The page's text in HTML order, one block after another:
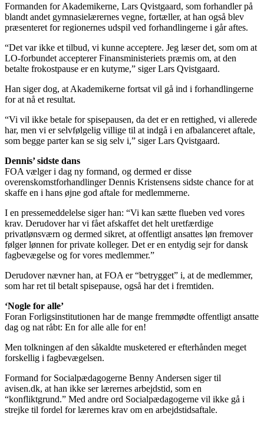
Formanden for Akademikerne, Lars Qvistgaard, som forhandler på
blandt andet gymnasielærernes vegne, fortæller, at han også blev
præsenteret for regionernes udspil ved forhandlingerne i går aftes.
“Det var ikke et tilbud, vi kunne acceptere. Jeg læser det, som om at
LO-forbundet accepterer Finansministeriets præmis om, at den
betalte frokostpause er en kutyme,” siger Lars Qvistgaard.
Han siger dog, at Akademikerne fortsat vil gå ind i forhandlingerne
for at nå et resultat.
“Vi vil ikke betale for spisepausen, da det er en rettighed, vi allerede
har, men vi er selvfølgelig villige til at indgå i en afbalanceret aftale,
som begge parter kan se sig selv i,” siger Lars Qvistgaard.
Dennis’ sidste dans
FOA vælger i dag ny formand, og dermed er disse
overenskomstforhandlinger Dennis Kristensens sidste chance for at
skaffe en i hans øjne god aftale for medlemmerne.
I en pressemeddelelse siger han: “Vi kan sætte flueben ved vores
krav. Derudover har vi fået afskaffet det helt uretfærdige
privatlønsværn og dermed sikret, at offentligt ansattes løn fremover
følger lønnen for private kolleger. Det er en entydig sejr for dansk
fagbevægelse og for vores medlemmer.”
Derudover nævner han, at FOA er “betrygget” i, at de medlemmer,
som har ret til betalt spisepause, også har det i fremtiden.
‘Nogle for alle’
Foran Forligsinstitutionen har de mange fremmødte offentligt ansatte
dag og nat råbt: En for alle alle for en!
Men tolkningen af den såkaldte musketered er efterhånden meget
forskellig i fagbevægelsen.
Formand for Socialpædagogerne Benny Andersen siger til
avisen.dk, at han ikke ser lærernes arbejdstid, som en
“konfliktgrund.” Med andre ord Socialpædagogerne vil ikke gå i
strejke til fordel for lærernes krav om en arbejdstidsaftale.